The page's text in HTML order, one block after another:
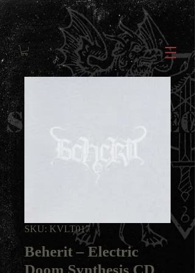
SKU: KVLT017
Beherit ‎– Electric
Doom Synthesis CD